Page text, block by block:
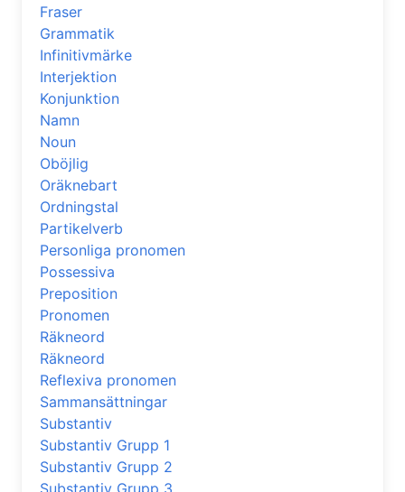
Fraser
Grammatik
Infinitivmärke
Interjektion
Konjunktion
Namn
Noun
Oböjlig
Oräknebart
Ordningstal
Partikelverb
Personliga pronomen
Possessiva
Preposition
Pronomen
Räkneord
Räkneord
Reflexiva pronomen
Sammansättningar
Substantiv
Substantiv Grupp 1
Substantiv Grupp 2
Substantiv Grupp 3